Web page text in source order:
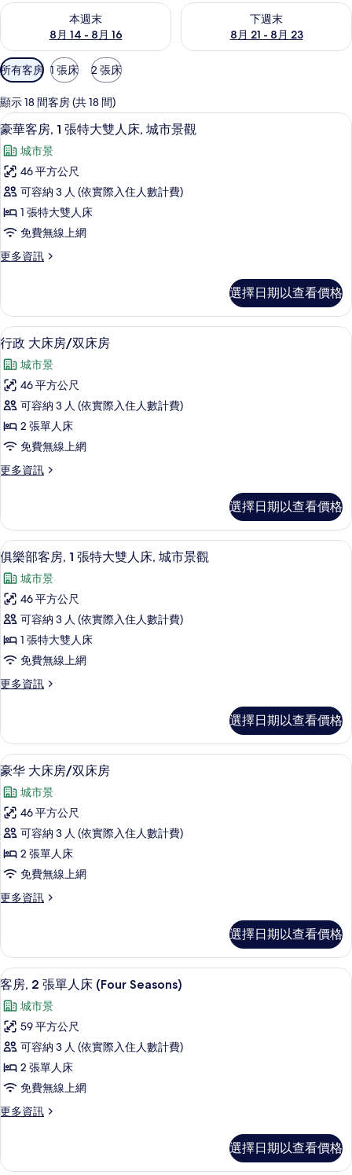
本週末
8月 14 - 8月 16
查看本週末 (8月 14 - 8月 16) 的供應情況
下週末
8月 21 - 8月 23
查看下週末 (8月 21 - 8月 23)
可
用
的
客
房
篩
選
條
所有客房 1 張床 2 張床
顯示 18 間客房 (共 18 間)
顯
示
豪
華
客
房,
張
大
雙
人
床,
城
市
景
觀
的
相
片
7
豪華客房, 1 張特大雙人床, 城市景觀
城市景
46 平方公尺
可容納 3 人 (依實際入住人數計費)
1 張特大雙人床
免費無線上網
更多資訊
更
客
房,
1
張
特
大
人
床,
城
市
景
情
選擇日期以查看價格
顯
示
行
政
大
床
房/
双
房
的
所
有
相
片
7
行政 大床房/双床房
城市景
46 平方公尺
可容納 3 人 (依實際入住人數計費)
2 張單人床
免費無線上網
更多資訊
更
大
床
房/
床
房
詳
情
選擇日期以查看價格
顯
示
俱
樂
部
客
房,
1
特
大
雙
人
床,
城
市
景
觀
有
相
片
7
俱樂部客房, 1 張特大雙人床, 城市景觀
城市景
46 平方公尺
可容納 3 人 (依實際入住人數計費)
1 張特大雙人床
免費無線上網
更多資訊
更
部
客
房,
張
特
雙
人
床,
城
市
詳
情
選擇日期以查看價格
顯
示
豪
华
大
床
房/
双
房
的
所
有
相
片
8
豪华 大床房/双床房
城市景
46 平方公尺
可容納 3 人 (依實際入住人數計費)
2 張單人床
免費無線上網
更多資訊
更
大
床
房/
床
房
詳
情
選擇日期以查看價格
顯
示
客
房,
2
張
單
人
客房, 2 張單人床 (Four Seasons) | 住宿
7
客房, 2 張單人床 (Four Seasons)
城市景
59 平方公尺
可容納 3 人 (依實際入住人數計費)
2 張單人床
免費無線上網
更多資訊
更
2
選擇日期以查看價格